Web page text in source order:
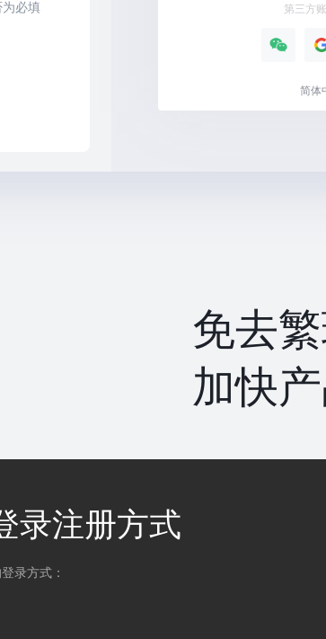
必填
第三方
简体
免去
加快
录注册方式
录方式：